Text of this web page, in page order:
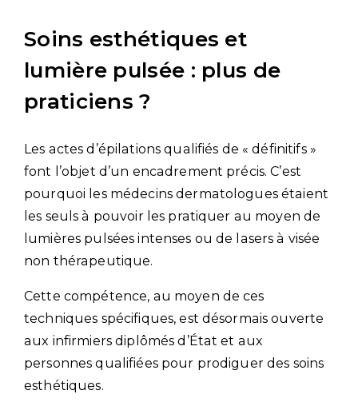
Soins esthétiques et
lumière pulsée : plus de
praticiens ?
Les actes d’épilations qualifiés de « définitifs »
font l’objet d’un encadrement précis. C’est
pourquoi les médecins dermatologues étaient
les seuls à pouvoir les pratiquer au moyen de
lumières pulsées intenses ou de lasers à visée
non thérapeutique.
Cette compétence, au moyen de ces
techniques spécifiques, est désormais ouverte
aux infirmiers diplômés d’État et aux
personnes qualifiées pour prodiguer des soins
esthétiques.